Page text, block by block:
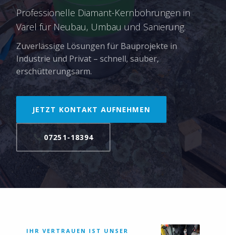
Professionelle Diamant-Kernbohrungen in
Varel für Neubau, Umbau und Sanierung.
Zuverlässige Lösungen für Bauprojekte in
Industrie und Privat – schnell, sauber,
erschütterungsarm.
JETZT KONTAKT AUFNEHMEN
07251-18394
IHR VERTRAUEN IST UNSER